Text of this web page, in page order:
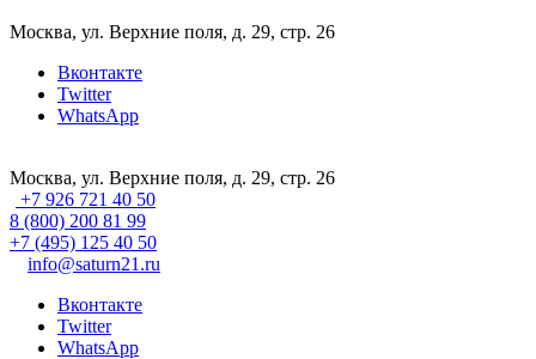
Москва, ул. Верхние поля, д. 29, стр. 26
Вконтакте
Twitter
WhatsApp
Москва, ул. Верхние поля, д. 29, стр. 26
+7 926 721 40 50
8 (800) 200 81 99
+7 (495) 125 40 50
info@saturn21.ru
Вконтакте
Twitter
WhatsApp